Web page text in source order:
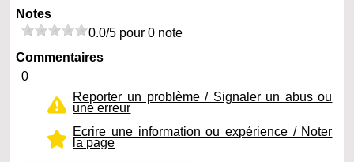
Notes
0.0/5 pour 0 note
Commentaires
0
Reporter un problème / Signaler un abus ou
une erreur
Ecrire une information ou expérience / Noter
la page